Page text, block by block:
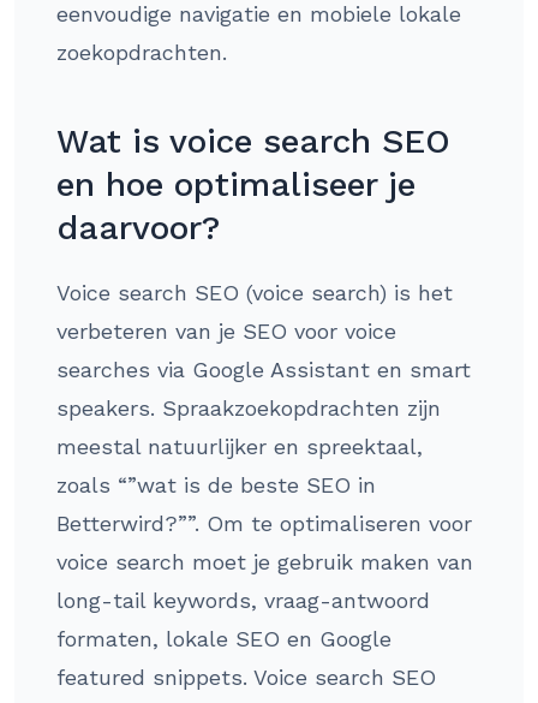
eenvoudige navigatie en mobiele lokale
zoekopdrachten.
Wat is voice search SEO
en hoe optimaliseer je
daarvoor?
Voice search SEO (voice search) is het
verbeteren van je SEO voor voice
searches via Google Assistant en smart
speakers. Spraakzoekopdrachten zijn
meestal natuurlijker en spreektaal,
zoals “”wat is de beste SEO in
Betterwird?””. Om te optimaliseren voor
voice search moet je gebruik maken van
long-tail keywords, vraag-antwoord
formaten, lokale SEO en Google
featured snippets. Voice search SEO